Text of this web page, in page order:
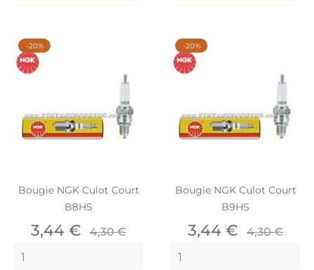
Bougie NGK Culot Court
B8HS
Prix
3,44 € Prix
4,30 €
-20%
Bougie NGK Culot Court
B9HS
Prix
3,44 € Prix
4,30 €
-20%